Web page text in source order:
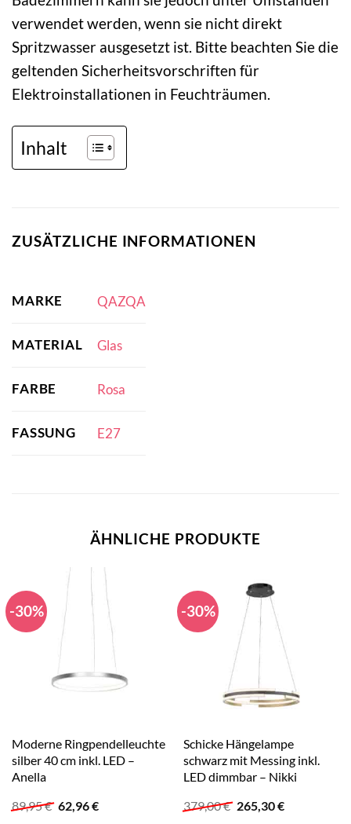
verwendet werden, wenn sie nicht direkt
Spritzwasser ausgesetzt ist. Bitte beachten Sie die
geltenden Sicherheitsvorschriften für
Elektroinstallationen in Feuchträumen.
Inhalt
ZUSÄTZLICHE INFORMATIONEN
MARKE QAZQA
MATERIAL Glas
FARBE Rosa
FASSUNG E27
ÄHNLICHE PRODUKTE
-30%
Moderne Ringpendelleuchte
silber 40 cm inkl. LED –
Anella
89,95€ Ursprünglicher
62,96€Aktueller
-30%
Schicke Hängelampe
schwarz mit Messing inkl.
LED dimmbar – Nikki
379,00€ Ursprünglicher
265,30€Aktueller